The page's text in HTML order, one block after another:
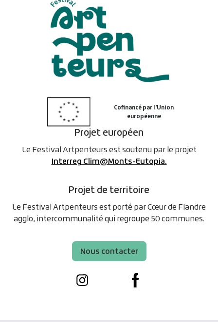
Projet européen
Le Festival Artpenteurs est soutenu par le projet
Interreg Clim@Monts-Eutopia.
Projet de territoire
Le Festival Artpenteurs est porté par Cœur de Flandre
agglo, intercommunalité qui regroupe 50 communes.
Nous contacter
Instagram Facebook